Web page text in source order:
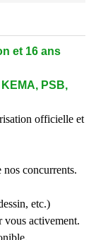
et 16 ans
PSB,
officielle et
concurrents.
etc.)
vous activement.